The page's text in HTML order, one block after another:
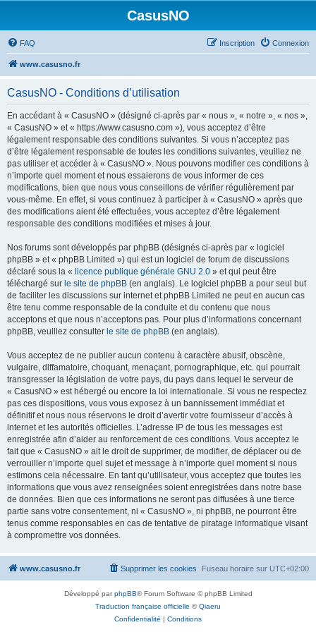
CasusNO
FAQ Connexion
Inscription
www.casusno.fr
CasusNO - Conditions d’utilisation
En accédant à « CasusNO » (désigné ci-après par « nous », « notre », « nos »,
« CasusNO » et « https://www.casusno.com »), vous acceptez d’être
légalement responsable des conditions suivantes. Si vous n’acceptez pas
d’être légalement responsable de toutes les conditions suivantes, veuillez ne
pas utiliser et accéder à « CasusNO ». Nous pouvons modifier ces conditions à
n’importe quel moment et nous essaierons de vous informer de ces
modifications, bien que nous vous conseillons de vérifier régulièrement par
vous-même. En effet, si vous continuez à participer à « CasusNO » après que
des modifications aient été effectuées, vous acceptez d’être légalement
responsable des conditions modifiées et mises à jour.
Nos forums sont développés par phpBB (désignés ci-après par « logiciel
phpBB » et « phpBB Limited ») qui est un logiciel de forum de discussions
déclaré sous la « licence publique générale GNU 2.0 » et qui peut être
téléchargé sur le site de phpBB (en anglais). Le logiciel phpBB a pour seul but
de faciliter les discussions sur internet et phpBB Limited ne peut en aucun cas
être tenu comme responsable de la conduite et du contenu que nous
acceptons et que nous n’acceptons pas. Pour plus d’informations concernant
phpBB, veuillez consulter le site de phpBB (en anglais).
Vous acceptez de ne publier aucun contenu à caractère abusif, obscène,
vulgaire, diffamatoire, choquant, menaçant, pornographique, etc. qui pourrait
transgresser la législation de votre pays, du pays dans lequel le serveur de
« CasusNO » est hébergé ou encore la loi internationale. Si vous ne respectez
pas ces dispositions, vous vous exposez à un bannissement immédiat et
définitif et nous nous réservons le droit d’avertir votre fournisseur d’accès à
internet et les autorités officielles. L’adresse IP de tous les messages est
enregistrée afin d’aider au renforcement de ces conditions. Vous acceptez le
fait que « CasusNO » ait le droit de supprimer, de modifier, de déplacer ou de
verrouiller n’importe quel sujet et message à n’importe quel moment si nous
estimons cela nécessaire. En tant qu’utilisateur, vous acceptez que toutes les
informations que vous avez renseignées soient enregistrées dans notre base
de données. Bien que ces informations ne seront pas diffusées à une tierce
partie sans votre consentement, ni « CasusNO », ni phpBB, ne pourront être
tenus comme responsables en cas de tentative de piratage informatique visant
à compromettre vos données.
www.casusno.fr Fuseau horaire sur UTC+02:00
Supprimer les cookies
Développé parphpBB® Forum Software © phpBB Limited
Traduction française officielle ©Qiaeru
Confidentialité | Conditions